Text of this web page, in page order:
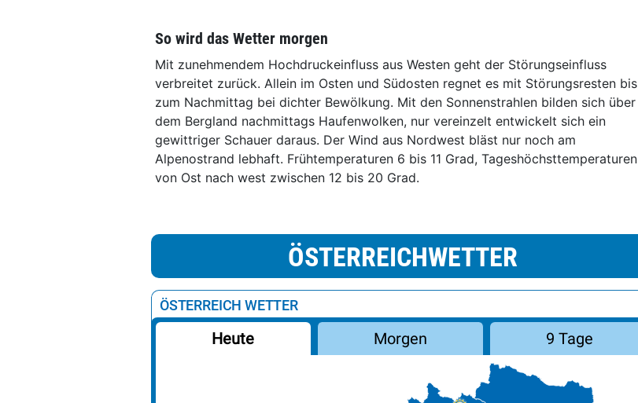
So wird das Wetter morgen
Mit zunehmendem Hochdruckeinfluss aus Westen geht der Störungseinfluss
verbreitet zurück. Allein im Osten und Südosten regnet es mit Störungsresten bis
zum Nachmittag bei dichter Bewölkung. Mit den Sonnenstrahlen bilden sich über
dem Bergland nachmittags Haufenwolken, nur vereinzelt entwickelt sich ein
gewittriger Schauer daraus. Der Wind aus Nordwest bläst nur noch am
Alpenostrand lebhaft. Frühtemperaturen 6 bis 11 Grad, Tageshöchsttemperaturen
von Ost nach west zwischen 12 bis 20 Grad.
ÖSTERREICHWETTER
ÖSTERREICH WETTER
Heute Morgen 9 Tage